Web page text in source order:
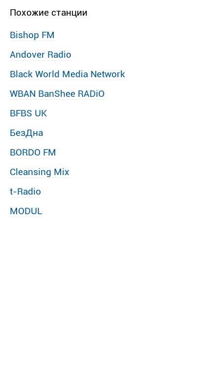
Похожие станции
Bishop FM
Andover Radio
Black World Media Network
WBAN BanShee RADiO
BFBS UK
БезДна
BORDO FM
Cleansing Mix
t-Radio
MODUL